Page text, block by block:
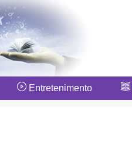
Entretenimento